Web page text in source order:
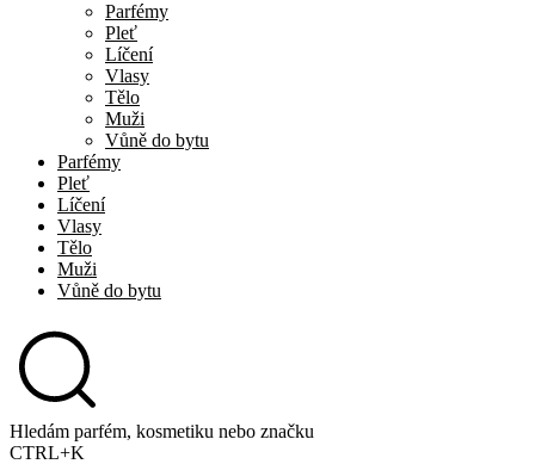
Parfémy
Pleť
Líčení
Vlasy
Tělo
Muži
Vůně do bytu
Parfémy
Pleť
Líčení
Vlasy
Tělo
Muži
Vůně do bytu
Hledám parfém, kosmetiku nebo značku
CTRL+K